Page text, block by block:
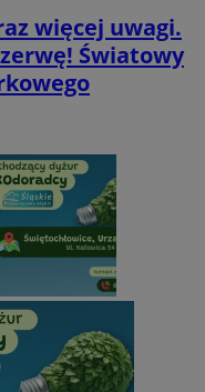
więcej uwagi.
Światowy